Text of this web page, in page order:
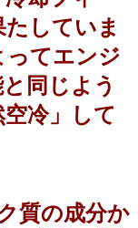
していま
ってエンジ
同じよう
冷」して
質の成分か